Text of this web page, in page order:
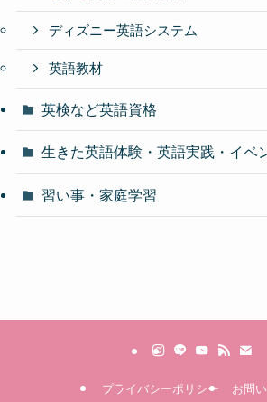
ディズニー英語システム
英語教材
英検など英語資格
生きた英語体験・英語実践・イベ
習い事・家庭学習
プライバシーポリシー お問